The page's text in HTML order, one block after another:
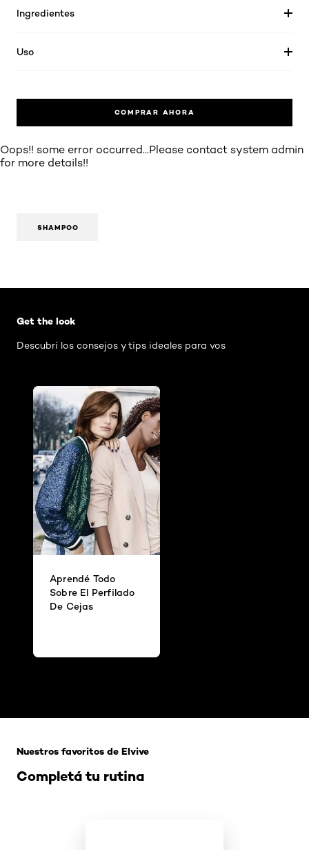
Ingredientes
Uso
COMPRAR AHORA
Oops!! some error occurred...Please contact system admin
for more details!!
SHAMPOO
Get the look
Descubrí los consejos y tips ideales para vos
Aprendé Todo
Sobre El Perfilado
De Cejas
Completá tu rutina
Nuestros favoritos de Elvive